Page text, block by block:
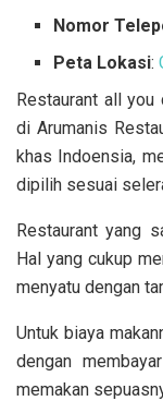
Nomor
Peta Lokasi:
Restaurant all you
di Arumanis
khas Indoensia,
dipilih sesuai
Restaurant yang
Hal yang cukup
menyatu dengan
Untuk biaya
dengan
memakan